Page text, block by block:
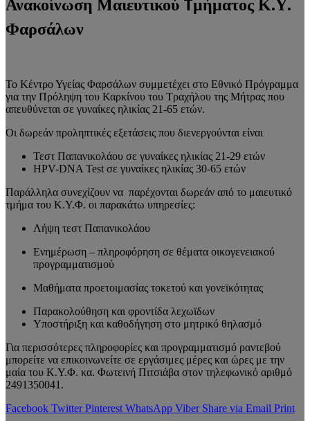
Φαρσάλων
Το Κέντρο Υγείας Φαρσάλων συμμετέχει στο Εθνικό Πρόγραμμα
για την Πρόληψη του Καρκίνου του Τραχήλου της Μήτρας που
απευθύνεται σε γυναίκες ηλικίας 21-65 ετών.
Οι δωρεάν προληπτικές εξετάσεις που διενεργούνται είναι
Τεστ Παπανικολάου σε γυναίκες ηλικίας 21-29 ετών
HPV-DNA Test σε γυναίκες ηλικίας 30-65 ετών
Παράλληλα συνεχίζουν να παρέχονται δωρεάν από το μαιευτικό
τμήμα του Κ.Υ.Φ. οι παρακάτω υπηρεσίες:
Λήψη τεστ Παπανικολάου
Ενημέρωση – πληροφόρηση σε θέματα οικογενειακού
προγραμματισμού
Μαθήματα προετοιμασίας τοκετού και γονεϊκότητας
Παρακολούθηση και φροντίδα λεχωϊδων
Υποστήριξη και καθοδήγηση στο μητρικό θηλασμό
Για περισσότερες πληροφορίες και προγραμματισμό ραντεβού
μπορείτε να επικοινωνείτε σε εργάσιμες μέρες και ώρες με την
μαία του Κ.Υ.Φ. κα. Φωτεινή Πιτσιάβα στον τηλεφωνικό αριθμό
2491350041.
Facebook Twitter Pinterest WhatsApp Viber Share via Email Print